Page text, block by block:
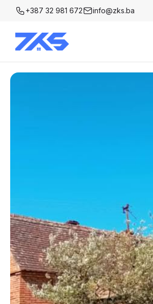
+387 32 981 672 info@zks.ba